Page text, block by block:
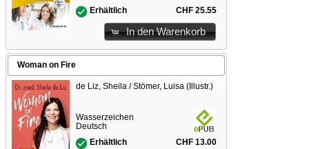
Erhältlich
CHF 25.55
In den Warenkorb
Woman on Fire
de Liz, Sheila / Stömer, Luisa (Illustr.)
Wasserzeichen
Deutsch
Erhältlich
CHF 13.00